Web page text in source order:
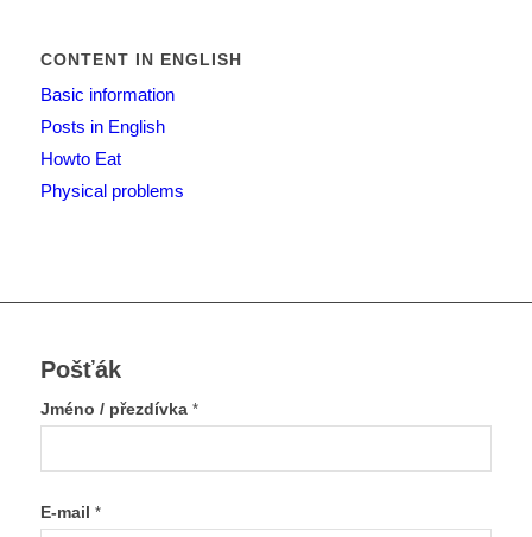
CONTENT IN ENGLISH
Basic information
Posts in English
Howto Eat
Physical problems
Pošťák
Jméno / přezdívka *
E-mail *